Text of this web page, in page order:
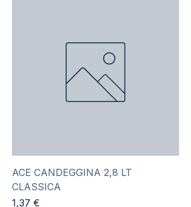
ACE CANDEGGINA 2,8 LT
CLASSICA
Prezzo
1,37 €